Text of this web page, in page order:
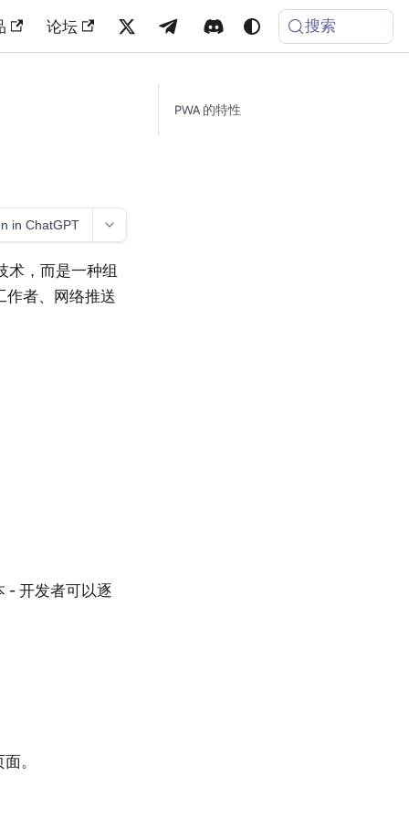
论坛 搜索
in ChatGPT
术，而是一种组
作者、网络推送
- 开发者可以逐
。
PWA 的特性